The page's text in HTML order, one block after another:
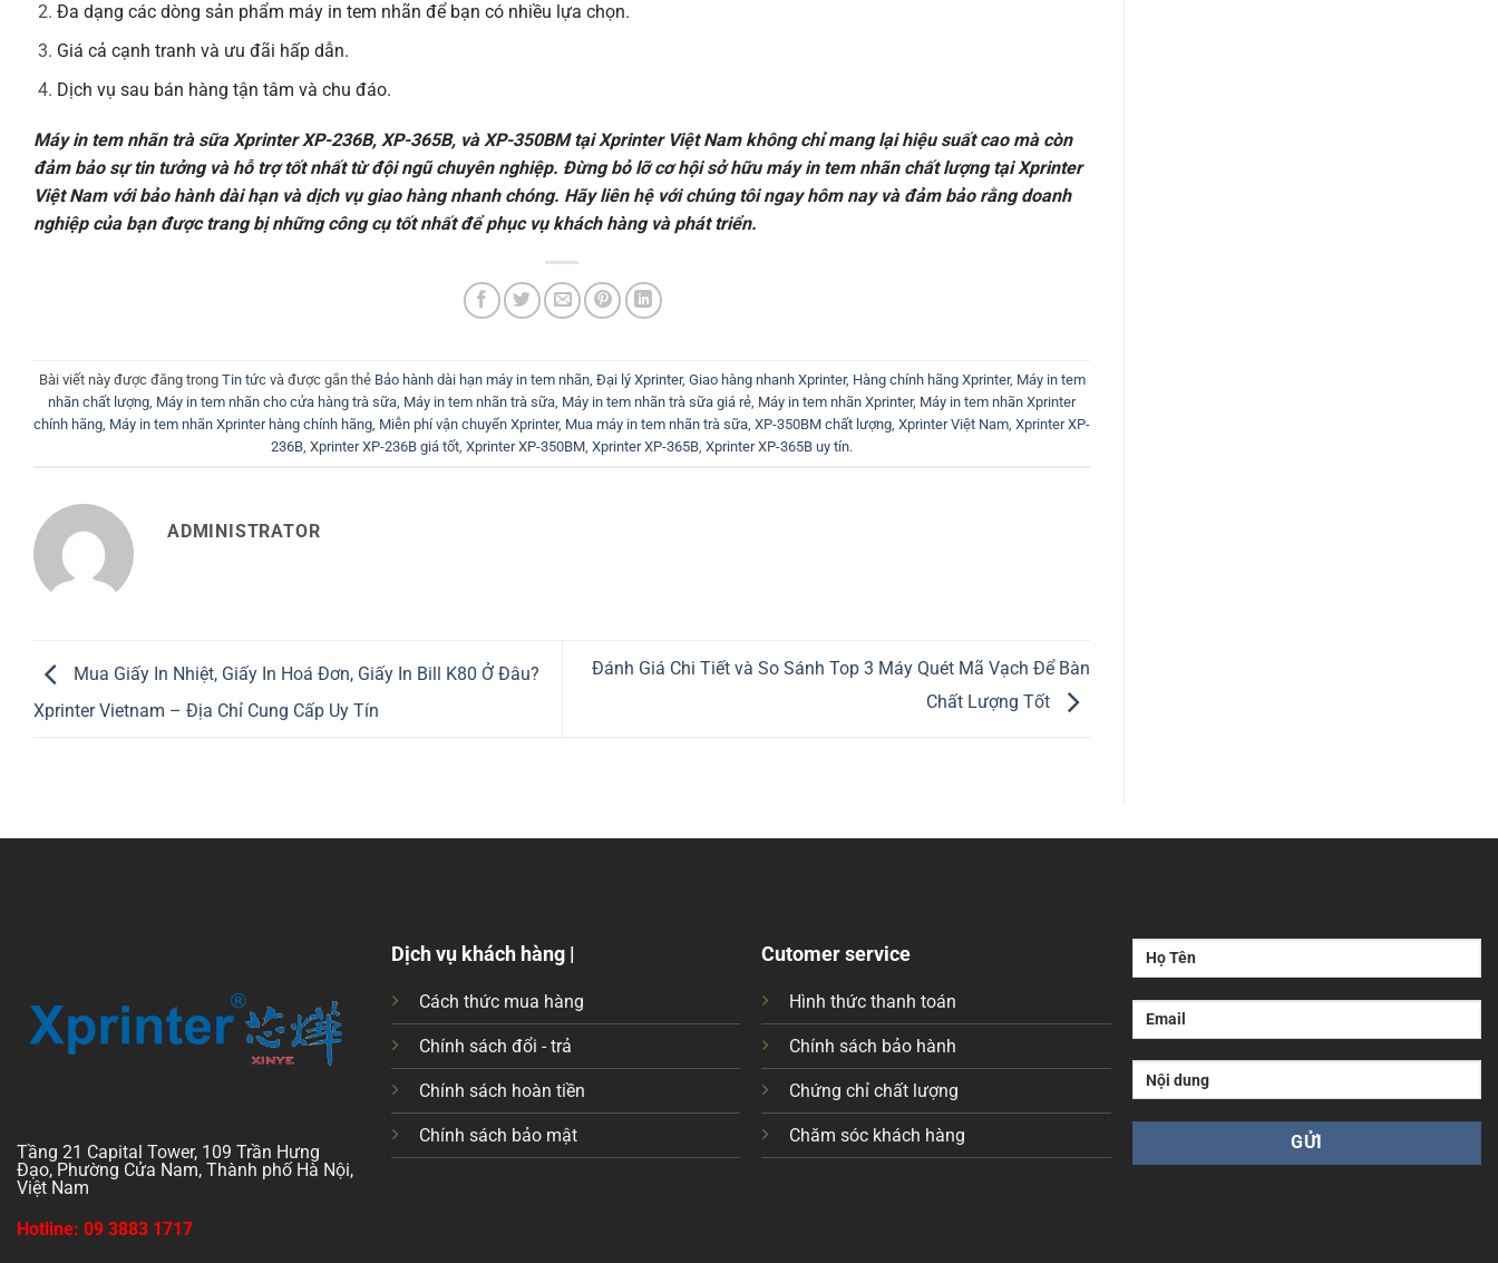
Đa dạng các dòng sản phẩm máy in tem nhãn để bạn có nhiều lựa chọn.
Giá cả cạnh tranh và ưu đãi hấp dẫn.
Dịch vụ sau bán hàng tận tâm và chu đáo.
Máy in tem nhãn trà sữa XprinterXP-236B, XP-365B, và XP-350BM tại Xprinter Việt Nam không chỉ mang lại hiệu suất cao mà còn
đảm bảo sự tin tưởng và hỗ trợ tốt nhất từ đội ngũ chuyên nghiệp. Đừng bỏ lỡ cơ hội sở hữu máy in tem nhãn chất lượng tại Xprinter
Việt Nam với bảo hành dài hạn và dịch vụ giao hàng nhanh chóng. Hãy liên hệ với chúng tôi ngay hôm nay và đảm bảo rằng doanh
nghiệp của bạn được trang bị những công cụ tốt nhất để phục vụ khách hàng và phát triển.
Bài viết này được đăng trong Tin tứcvà được gắn thẻ Bảo hành dài hạn máy in tem nhãn, Đại lý Xprinter, Giao hàng nhanh Xprinter, Hàng chính hãng Xprinter, Máy in tem
nhãn chất lượng Máy in tem nhãn cho cửa hàng trà sữa Máy in tem nhãn trà sữa Máy in tem nhãn trà sữa giá rẻ Máy in tem nhãn Xprinter, Máy in tem nhãn Xprinter
chính hãng Máy in tem nhãn Xprinter hàng chính hãng Miễn phí vận chuyển Xprinter, Mua máy in tem nhãn trà sữa XP-350BM chất lượng Xprinter Việt Nam Xprinter XP-
236B Xprinter XP-236B giá tốt Xprinter XP-350BM Xprinter XP-365B Xprinter XP-365B uy tín.
ADMINISTRATOR
Mua Giấy In Nhiệt, Giấy In Hoá Đơn, Giấy In Bill K80 Ở Đâu?
Xprinter Vietnam – Địa Chỉ Cung Cấp Uy Tín
Đánh Giá Chi Tiết và So Sánh Top 3 Máy Quét Mã Vạch Để Bàn
Chất Lượng Tốt
Tầng 21 Capital Tower, 109 Trần Hưng
Đạo, Phường Cửa Nam, Thành phố Hà Nội,
Việt Nam
Hotline: 09 3883 1717
Dịch vụ khách hàng |
Cách thức mua hàng
Chính sách đổi - trả
Chính sách hoàn tiền
Chính sách bảo mật
Cutomer service
Hình thức thanh toán
Chính sách bảo hành
Chứng chỉ chất lượng
Chăm sóc khách hàng